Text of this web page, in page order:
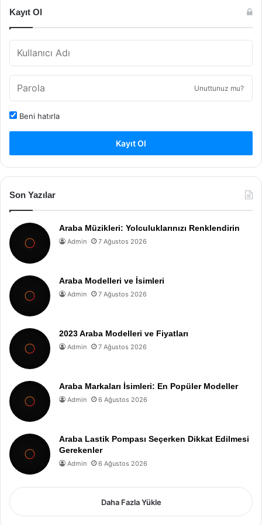
Kayıt Ol
Unuttunuz mu?
Beni hatırla
Kayıt Ol
Son Yazılar
Araba Müzikleri: Yolculuklarınızı Renklendirin
Admin 7 Ağustos 2026
Araba Modelleri ve İsimleri
Admin 7 Ağustos 2026
2023 Araba Modelleri ve Fiyatları
Admin 7 Ağustos 2026
Araba Markaları İsimleri: En Popüler Modeller
Admin 6 Ağustos 2026
Araba Lastik Pompası Seçerken Dikkat Edilmesi
Gerekenler
Admin 6 Ağustos 2026
Daha Fazla Yükle